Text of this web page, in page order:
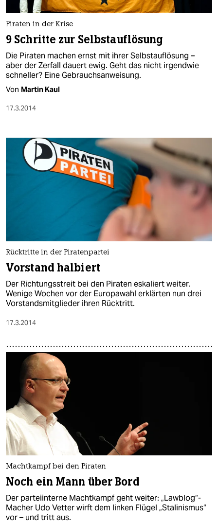
nord
wahrheit
verlag
verlag
veranstaltungen
fragen & hilfe
unterstützen
Piraten in der Krise
9 Schritte zur Selbstauflösung
Die Piraten machen ernst mit ihrer Selbstauflösung –
aber der Zerfall dauert ewig. Geht das nicht irgendwie
schneller? Eine Gebrauchsanweisung.
Von Martin Kaul
17.3.2014
Rücktritte in der Piratenpartei
Vorstand halbiert
Der Richtungsstreit bei den Piraten eskaliert weiter.
Wenige Wochen vor der Europawahl erklärten nun drei
Vorstandsmitglieder ihren Rücktritt.
17.3.2014
Machtkampf bei den Piraten
Noch ein Mann über Bord
Der parteiinterne Machtkampf geht weiter: „Lawblog“-
Macher Udo Vetter wirft dem linken Flügel „Stalinismus“
vor – und tritt aus.